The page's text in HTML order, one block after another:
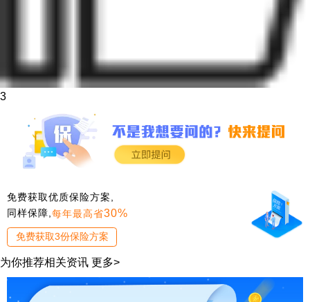
3
免费获取优质保险方案,
同样保障, 每年最高省30%
免费获取3份保险方案
为你推荐相关资讯 更多>